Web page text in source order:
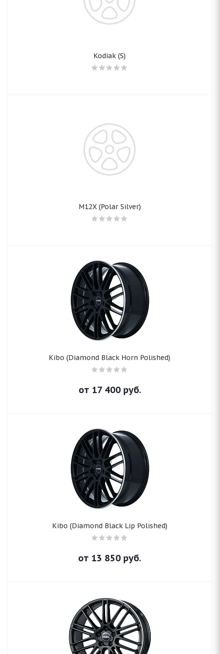
Kodiak (S)
M12X (Polar Silver)
Kibo (Diamond Black Horn Polished)
от 17 400руб.
Kibo (Diamond Black Lip Polished)
от 13 850 руб.